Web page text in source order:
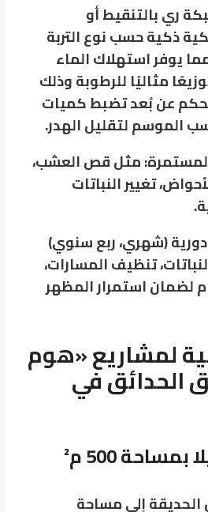
ري بالتنقيط أو
ذكية حسب نوع التربة
يوفر استهلاك الماء
مثاليًا للرطوبةوذلك
عن بُعد تضبط كميات
الموسم لتقليل الهدر.
مثل قص العشب،
تغيير النباتات
(شهري، ربع سنوي)
تنظيف المسارات،
لضمان استمرار المظهر
لمشاريع «هوم
الحدائق في
500 م²
الحديقة إلى مساحة